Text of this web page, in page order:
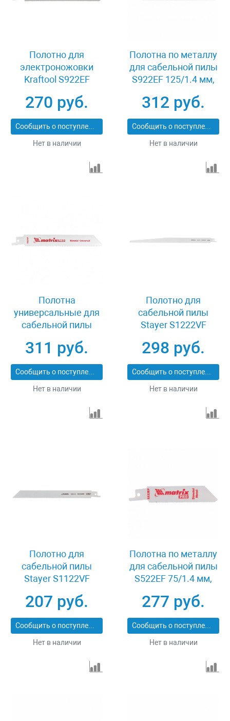
Полотно для
электроножовки
Kraftool S922EF
270 руб.
Сообщить о поступлении
Нет в наличии
Полотна по металлу
для сабельной пилы
S922EF 125/1.4 мм,
Matrix 782009
312 руб.
Сообщить о поступлении
Нет в наличии
Полотна
универсальные для
сабельной пилы
мм, Bimetal, 2 шт, Pro
Matrix 782001
311 руб.
Сообщить о поступлении
Нет в наличии
Полотно для
сабельной пилы
Stayer S1222VF
298 руб.
Сообщить о поступлении
Нет в наличии
Полотно для
сабельной пилы
Stayer S1122VF
207 руб.
Сообщить о поступлении
Нет в наличии
Полотна по металлу
для сабельной пилы
S522EF 75/1.4 мм,
Matrix 782008
277 руб.
Сообщить о поступлении
Нет в наличии